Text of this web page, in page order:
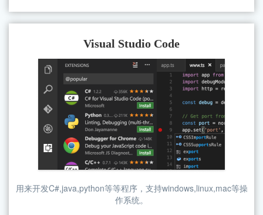
Visual Studio Code
用来开发C#,java,python等等程序，支持windows,linux,mac等操
作系统。